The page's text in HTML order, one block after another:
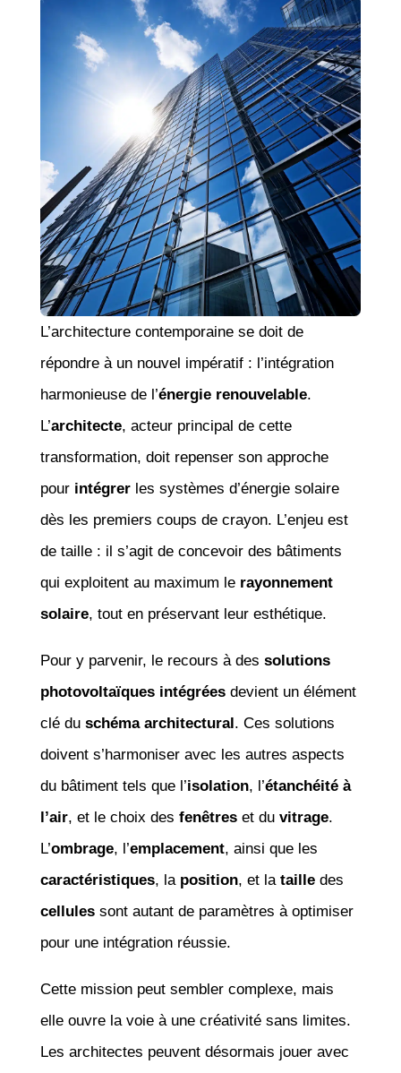
L’architecture contemporaine se doit de
répondre à un nouvel impératif : l’intégration
harmonieuse de l’énergie renouvelable.
L’architecte, acteur principal de cette
transformation, doit repenser son approche
pour intégrerles systèmes d’énergie solaire
dès les premiers coups de crayon. L’enjeu est
de taille : il s’agit de concevoir des bâtiments
qui exploitent au maximum le rayonnement
solaire, tout en préservant leur esthétique.
Pour y parvenir, le recours à des solutions
photovoltaïques intégréesdevient un élément
clé du schéma architectural. Ces solutions
doivent s’harmoniser avec les autres aspects
du bâtiment tels que l’isolation, l’étanchéité à
l’air, et le choix des fenêtreset du vitrage.
L’ombrage, l’emplacement, ainsi que les
caractéristiques, la position, et la tailledes
cellulessont autant de paramètres à optimiser
pour une intégration réussie.
Cette mission peut sembler complexe, mais
elle ouvre la voie à une créativité sans limites.
Les architectes peuvent désormais jouer avec